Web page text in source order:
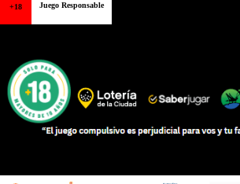
+18 Juego Responsable